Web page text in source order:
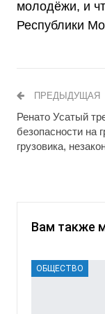
молодёжи, и
Республики
ПРЕДЫДУЩАЯ
Ренато Усатый
безопасности на
грузовика,
Вам также
ОБЩЕСТВО